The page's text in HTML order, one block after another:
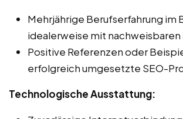
Mehrjährige Berufserfahrung im
idealerweise mit nachweisbaren
Positive Referenzen oder
erfolgreich umgesetzte SEO-
Technologische Ausstattung: